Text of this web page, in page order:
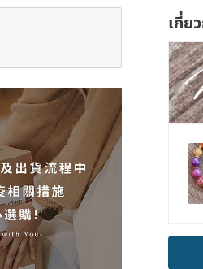
เกี่ย